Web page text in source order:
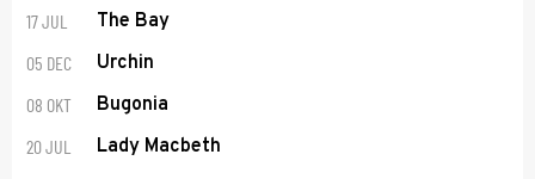
17 JUL The Bay
05 DEC Urchin
08 OKT Bugonia
20 JUL Lady Macbeth